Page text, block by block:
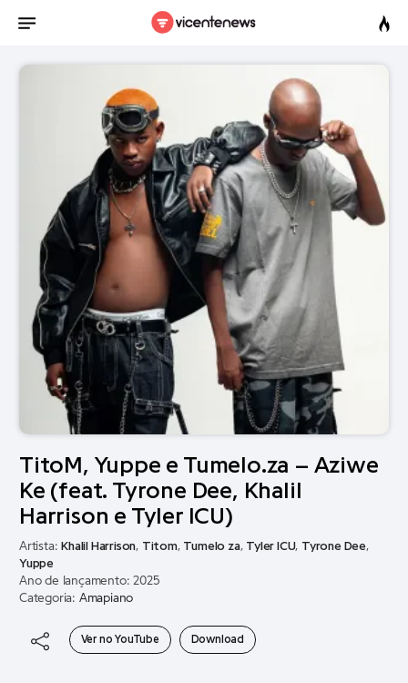
TitoM, Yuppe e Tumelo.za – Aziwe
Ke (feat. Tyrone Dee, Khalil
Harrison e Tyler ICU)
Artista: Khalil Harrison, Titom, Tumelo za, Tyler ICU, Tyrone Dee,
Yuppe
Ano de lançamento: 2025
Categoria: Amapiano
Ver no YouTube Download